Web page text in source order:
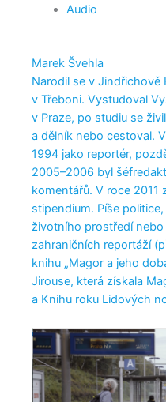
Audio
Marek Švehla
Narodil se v Jindřichově
v Třeboni. Vystudoval
v Praze, po studiu se
a dělník nebo cestoval.
1994 jako reportér,
2005–2006 byl
komentářů. V roce 2011
stipendium. Píše
životního prostředí
zahraničních reportáží
knihu „Magor a jeho
Jirouse, která získala
a Knihu roku Lidových